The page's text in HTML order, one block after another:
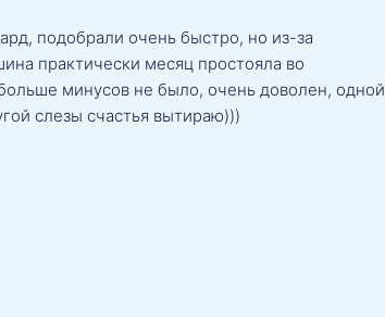
подобрали очень быстро, но из-за
практически месяц простояла во
минусов не было, очень доволен, одной
слезы счастья вытираю)))